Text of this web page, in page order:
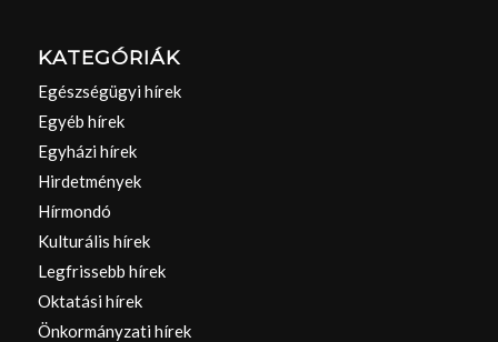
KATEGÓRIÁK
Egészségügyi hírek
Egyéb hírek
Egyházi hírek
Hirdetmények
Hírmondó
Kulturális hírek
Legfrissebb hírek
Oktatási hírek
Önkormányzati hírek